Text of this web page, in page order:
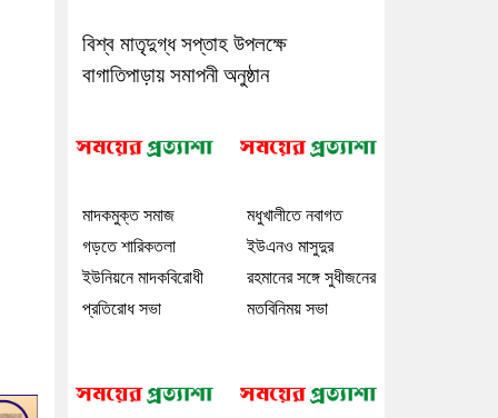
বিশ্ব মাতৃদুগ্ধ সপ্তাহ উপলক্ষে
বাগাতিপাড়ায় সমাপনী অনুষ্ঠান
মাদকমুক্ত সমাজ
গড়তে শারিকতলা
ইউনিয়নে মাদকবিরোধী
প্রতিরোধ সভা
মধুখালীতে নবাগত
ইউএনও মাসুদুর
রহমানের সঙ্গে সুধীজনের
মতবিনিময় সভা